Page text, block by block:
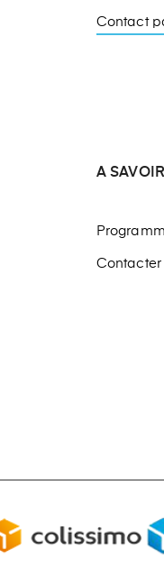
Contact
A SAVOIR